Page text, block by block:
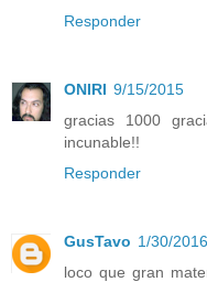
Responder
ONIRI 9/15/2015
gracias 1000
incunable!!
Responder
GusTavo 1/30/2016
loco que gran